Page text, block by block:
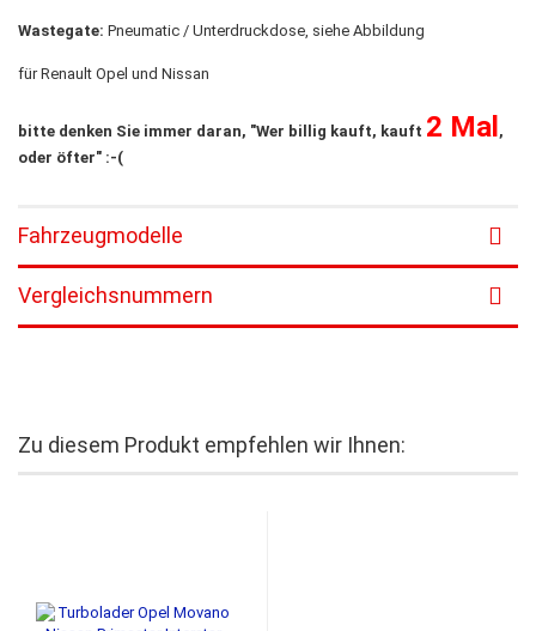
Wastegate: Pneumatic / Unterdruckdose, siehe Abbildung
für Renault Opel und Nissan
bitte denken Sie immer daran, "Wer billig kauft, kauft 2 Mal,
oder öfter" :-(
Fahrzeugmodelle
Vergleichsnummern
Zu diesem Produkt empfehlen wir Ihnen: